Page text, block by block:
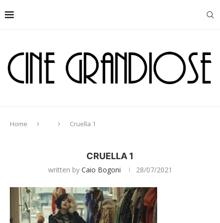
Home Cruella 1
CRUELLA 1
written by Caio Bogoni 28/07/2021